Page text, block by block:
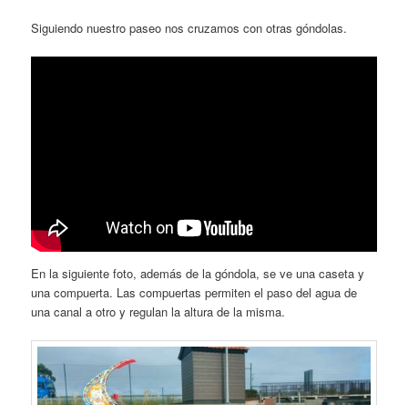
Siguiendo nuestro paseo nos cruzamos con otras góndolas.
En la siguiente foto, además de la góndola, se ve una caseta y
una compuerta. Las compuertas permiten el paso del agua de
una canal a otro y regulan la altura de la misma.